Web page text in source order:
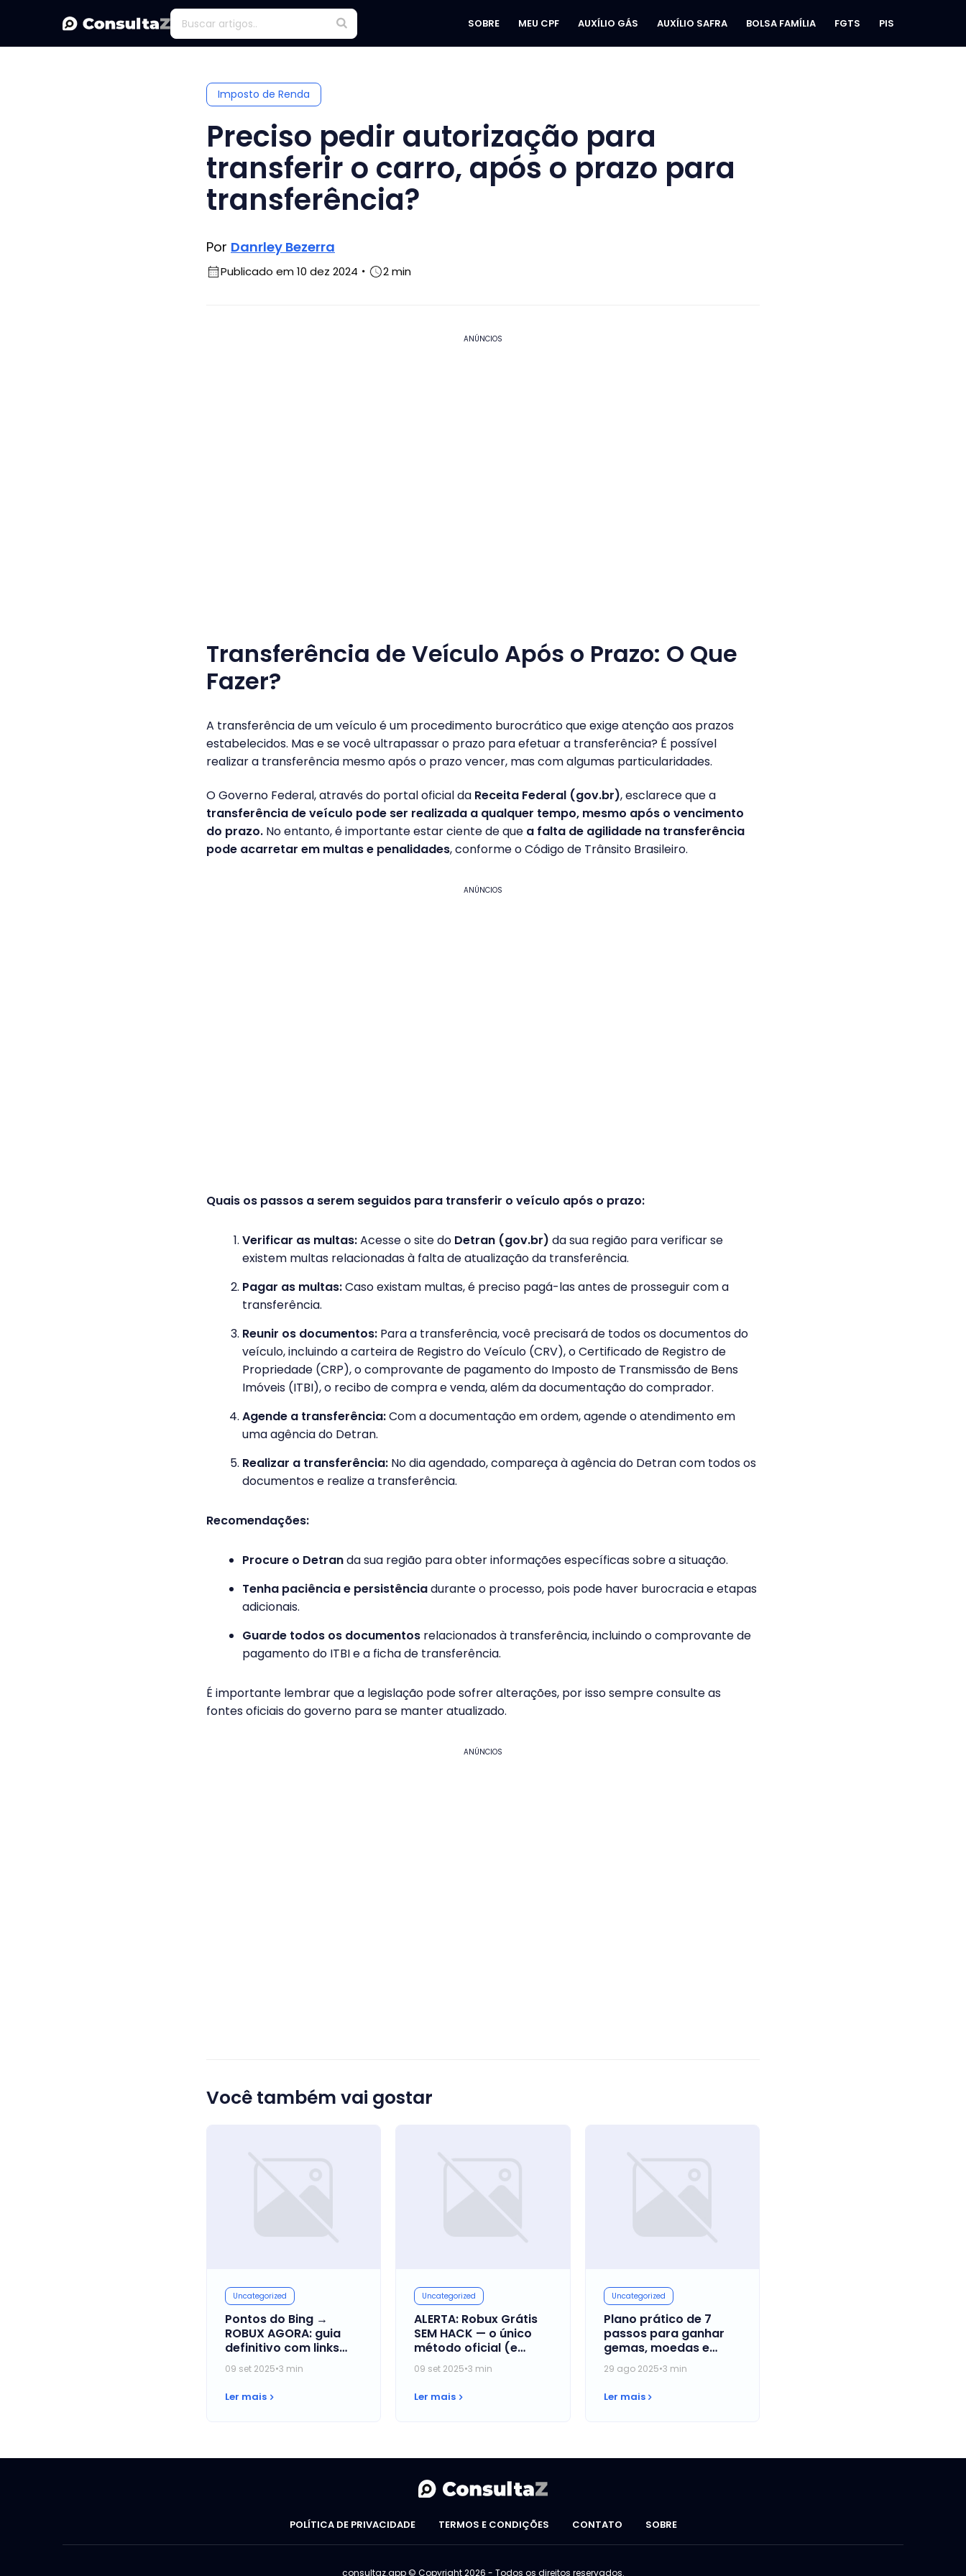
SOBRE MEU CPF AUXÍLIO GÁS AUXÍLIO SAFRA BOLSA FAMÍLIA FGTS PIS
Imposto de Renda
Preciso pedir autorização para
transferir o carro, após o prazo para
transferência?
Por Danrley Bezerra
Publicado em 10 dez 2024 2 min
ANÚNCIOS
Transferência de Veículo Após o Prazo: O Que
Fazer?
A transferência de um veículo é um procedimento burocrático que exige atenção aos prazos
estabelecidos. Mas e se você ultrapassar o prazo para efetuar a transferência? É possível
realizar a transferência mesmo após o prazo vencer, mas com algumas particularidades.
O Governo Federal, através do portal oficial da Receita Federal (gov.br), esclarece que a
transferência de veículo pode ser realizada a qualquer tempo, mesmo após o vencimento
do prazo. No entanto, é importante estar ciente de que a falta de agilidade na transferência
pode acarretar em multas e penalidades, conforme o Código de Trânsito Brasileiro.
ANÚNCIOS
Quais os passos a serem seguidos para transferir o veículo após o prazo:
Verificar as multas:Acesse o site do Detran (gov.br) da sua região para verificar se
existem multas relacionadas à falta de atualização da transferência.
Pagar as multas:Caso existam multas, é preciso pagá-las antes de prosseguir com a
transferência.
Reunir os documentos: Para a transferência, você precisará de todos os documentos do
veículo, incluindo a carteira de Registro do Veículo (CRV), o Certificado de Registro de
Propriedade (CRP), o comprovante de pagamento do Imposto de Transmissão de Bens
Imóveis (ITBI), o recibo de compra e venda, além da documentação do comprador.
Agende a transferência:Com a documentação em ordem, agende o atendimento em
uma agência do Detran.
Realizar a transferência: No dia agendado, compareça à agência do Detran com todos os
documentos e realize a transferência.
Recomendações:
Procure o Detranda sua região para obter informações específicas sobre a situação.
Tenha paciência e persistênciadurante o processo, pois pode haver burocracia e etapas
adicionais.
Guarde todos os documentos relacionados à transferência, incluindo o comprovante de
pagamento do ITBI e a ficha de transferência.
É importante lembrar que a legislação pode sofrer alterações, por isso sempre consulte as
fontes oficiais do governo para se manter atualizado.
ANÚNCIOS
Você também vai gostar
Uncategorized
Pontos do Bing →
ROBUX AGORA: guia
definitivo com links
oficiais e passo a
passo de resgate!
09 set 2025•3 min
Ler mais
Uncategorized
ALERTA: Robux Grátis
SEM HACK — o único
método oficial (e
seguro) que ninguém
te conta!
09 set 2025•3 min
Ler mais
Uncategorized
Plano prático de 7
passos para ganhar
gemas, moedas e
“caixas” (Starr Drops)
no Brawl Stars 2025
29 ago 2025•3 min
Ler mais
POLÍTICA DE PRIVACIDADE TERMOS E CONDIÇÕES CONTATO SOBRE
consultaz.app © Copyright 2026 - Todos os direitos reservados.